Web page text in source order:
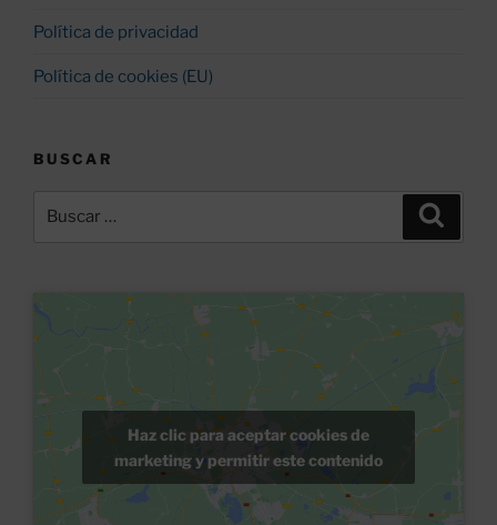
Política de privacidad
Política de cookies (EU)
BUSCAR
Haz clic para aceptar cookies de
marketing y permitir este contenido